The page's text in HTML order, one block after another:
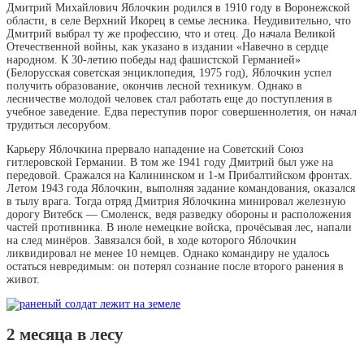
Дмитрий Михайлович Яблочкин родился в 1910 году в Воронежской
области, в селе Верхний Икорец в семье лесника. Неудивительно, что
Дмитрий выбрал ту же профессию, что и отец. До начала Великой
Отечественной войны, как указано в издании «Навечно в сердце
народном. К 30-летию победы над фашистской Германией»
(Белорусская советская энциклопедия, 1975 год), Яблочкин успел
получить образование, окончив лесной техникум. Однако в
лесничестве молодой человек стал работать еще до поступления в
учебное заведение. Едва переступив порог совершеннолетия, он начал
трудиться лесорубом.
Карьеру Яблочкина прервало нападение на Советский Союз
гитлеровской Германии. В том же 1941 году Дмитрий был уже на
передовой. Сражался на Калининском и 1-м Прибалтийском фронтах.
Летом 1943 года Яблочкин, выполняя задание командования, оказался
в тылу врага. Тогда отряд Дмитрия Яблочкина минировал железную
дорогу Витебск — Смоленск, ведя разведку обороны и расположения
частей противника. В июле немецкие войска, прочёсывая лес, напали
на след минёров. Завязался бой, в ходе которого Яблочкин
ликвидировал не менее 10 немцев. Однако командиру не удалось
остаться невредимым: он потерял сознание после второго ранения в
живот.
2 месяца в лесу